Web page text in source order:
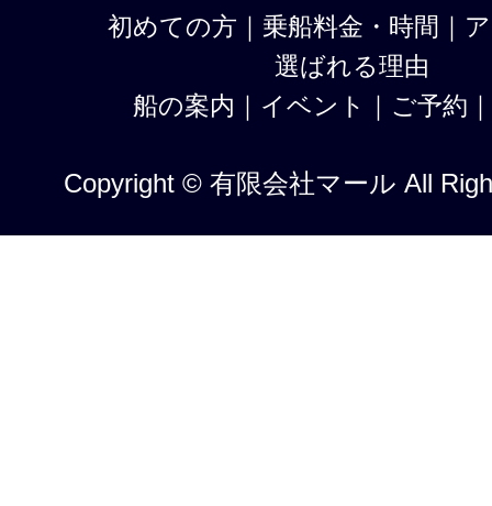
初めての方 ｜ 乗船料金・時間 ｜
選ばれる理由
船の案内 ｜ イベント ｜ ご予約 ｜
Copyright © 有限会社マール All